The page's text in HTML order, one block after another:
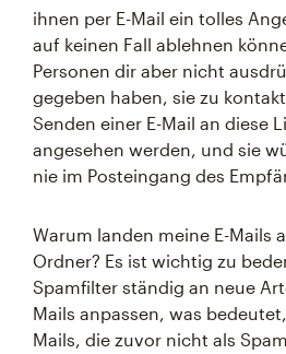
ihnen per E-Mail ein tolles
auf keinen Fall ablehnen
Personen dir aber nicht
gegeben haben, sie zu
Senden einer E-Mail an diese
angesehen werden, und sie
nie im Posteingang des
Warum landen meine E-Mails
Ordner? Es ist wichtig zu
Spamfilter ständig an neue
Mails anpassen, was
Mails, die zuvor nicht als